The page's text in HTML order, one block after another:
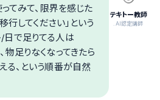
テキトー教師
.AI認定講師
てみて、限界を感じた
してください」という
/日で足りてる人は
足りなくなってきたら
、という順番が自然